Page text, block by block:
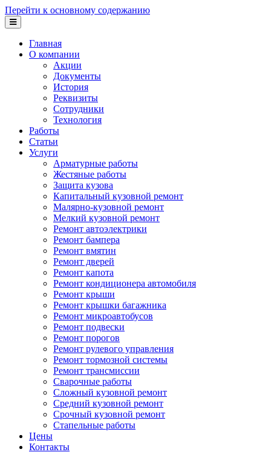
Перейти к основному содержанию
Главная
О компании
Акции
Документы
История
Реквизиты
Сотрудники
Технология
Работы
Статьи
Услуги
Арматурные работы
Жестяные работы
Защита кузова
Капитальный кузовной ремонт
Малярно-кузовной ремонт
Мелкий кузовной ремонт
Ремонт автоэлектрики
Ремонт бампера
Ремонт вмятин
Ремонт дверей
Ремонт капота
Ремонт кондиционера автомобиля
Ремонт крыши
Ремонт крышки багажника
Ремонт микроавтобусов
Ремонт подвески
Ремонт порогов
Ремонт рулевого управления
Ремонт тормозной системы
Ремонт трансмиссии
Сварочные работы
Сложный кузовной ремонт
Средний кузовной ремонт
Срочный кузовной ремонт
Стапельные работы
Цены
Контакты